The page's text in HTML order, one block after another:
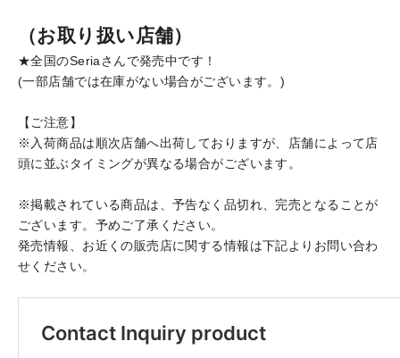
（お取り扱い店舗）
★全国のSeriaさんで発売中です！
(一部店舗では在庫がない場合がございます。)
【ご注意】
※入荷商品は順次店舗へ出荷しておりますが、店舗によって店
頭に並ぶタイミングが異なる場合がございます。
※掲載されている商品は、予告なく品切れ、完売となることが
ございます。予めご了承ください。
発売情報、お近くの販売店に関する情報は下記よりお問い合わ
せください。